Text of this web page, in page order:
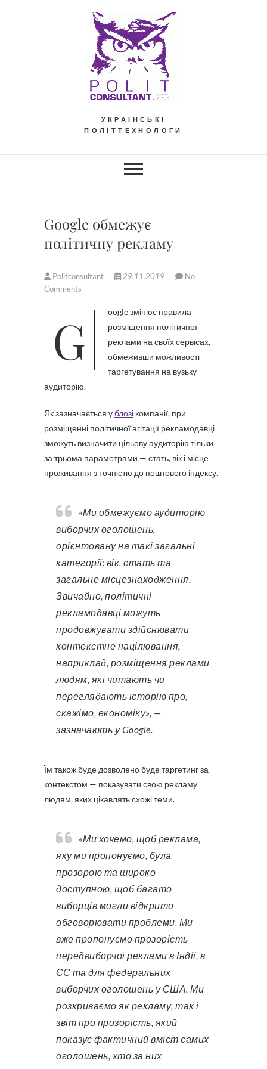
УКРАЇНСЬКІ
ПОЛІТТЕХНОЛОГИ
Google обмежує
політичну рекламу
Politconsultant 29.11.2019
No
Comments
Google змінює правила
розміщення політичної
реклами на своїх сервісах,
обмеживши можливості
таргетування на вузьку
аудиторію.
Як зазначається ублозі компанії, при
розміщенні політичної агітації рекламодавці
зможуть визначити цільову аудиторію тільки
за трьома параметрами — стать, вік і місце
проживання з точністю до поштового індексу.
«Ми обмежуємо аудиторію
виборчих оголошень,
орієнтовану на такі загальні
категорії: вік, стать та
загальне місцезнаходження.
Звичайно, політичні
рекламодавці можуть
продовжувати здійснювати
контекстне націлювання,
наприклад, розміщення реклами
людям, які читають чи
переглядають історію про,
скажімо, економіку», —
зазначають у Google.
Їм також буде дозволено буде таргетинг за
контекстом — показувати свою рекламу
людям, яких цікавлять схожі теми.
«Ми хочемо, щоб реклама,
яку ми пропонуємо, була
прозорою та широко
доступною, щоб багато
виборців могли відкрито
обговорювати проблеми. Ми
вже пропонуємо прозорість
передвиборчої реклами в Індії, в
ЄС та для федеральних
виборчих оголошень у США. Ми
розкриваємо як рекламу, так і
звіт про прозорість, який
показує фактичний вміст самих
оголошень, хто за них